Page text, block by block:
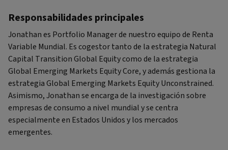
Responsabilidades principales
Jonathan es Portfolio Manager de nuestro equipo de Renta
Variable Mundial. Es cogestor tanto de la estrategia Natural
Capital Transition Global Equity como de la estrategia
Global Emerging Markets Equity Core, y además gestiona la
estrategia Global Emerging Markets Equity Unconstrained.
Asimismo, Jonathan se encarga de la investigación sobre
empresas de consumo a nivel mundial y se centra
especialmente en Estados Unidos y los mercados
emergentes.